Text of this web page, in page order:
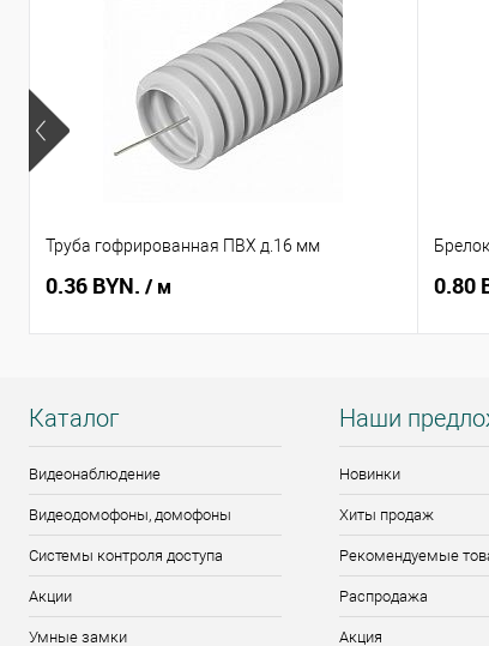
Труба гофрированная ПВХ д.16 мм
0.36 BYN. / м 0.80
Каталог
Видеонаблюдение
Видеодомофоны, домофоны
Системы контроля доступа
Акции
Умные замки
Наши
Новинки
Хиты продаж
Рекомендуемые
Распродажа
Акция